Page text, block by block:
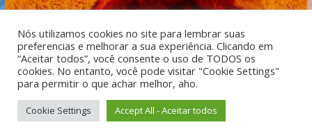
Desenvolvido: Moleculas4D - Engenharia Espacial e
Tecnologia [moleculas4d.com.br]
Nós utilizamos cookies no site para lembrar suas
preferencias e melhorar a sua experiência. Clicando em
“Aceitar todos”, você consente o uso de TODOS os
cookies. No entanto, você pode visitar "Cookie Settings"
para permitir o que achar melhor, aho.
Cookie Settings Accept All - Aceitar todos